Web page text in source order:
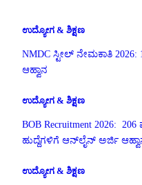
ಉದ್ಯೋಗ & ಶಿಕ್ಷಣ
NMDC ಸ್ಟೀಲ್ ನೇಮಕಾತಿ 2026:
ಆಹ್ವಾನ
ಉದ್ಯೋಗ & ಶಿಕ್ಷಣ
BOB Recruitment 2026:
ಹುದ್ದೆಗಳಿಗೆ ಆನ್‌ಲೈನ್ ಅರ್ಜಿ
ಉದ್ಯೋಗ & ಶಿಕ್ಷಣ